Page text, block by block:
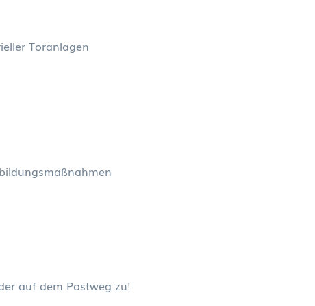
Toranlagen
auf dem Postweg zu!